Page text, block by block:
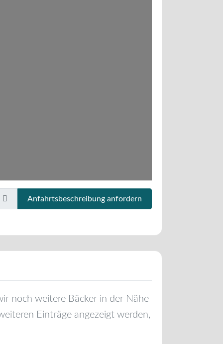
Anfahrtsbeschreibung anfordern
noch weitere Bäcker in der Nähe
Einträge angezeigt werden,